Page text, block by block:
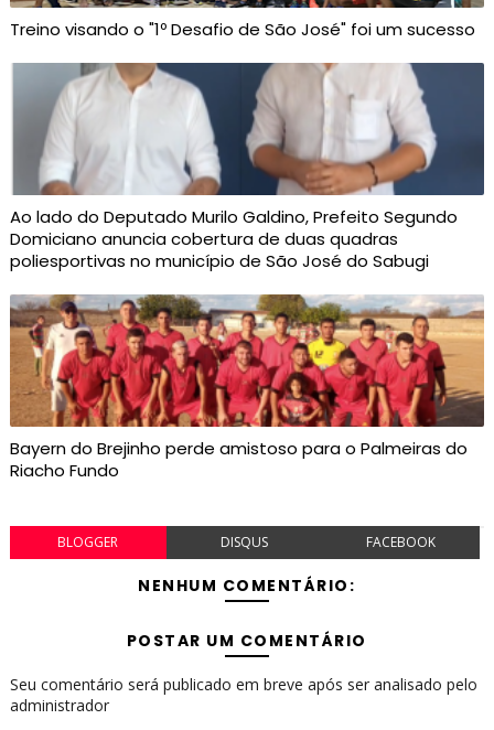
Treino visando o "1º Desafio de São José" foi um sucesso
Ao lado do Deputado Murilo Galdino, Prefeito Segundo
Domiciano anuncia cobertura de duas quadras
poliesportivas no município de São José do Sabugi
Bayern do Brejinho perde amistoso para o Palmeiras do
Riacho Fundo
BLOGGER DISQUS FACEBOOK
NENHUM COMENTÁRIO:
POSTAR UM COMENTÁRIO
Seu comentário será publicado em breve após ser analisado pelo
administrador